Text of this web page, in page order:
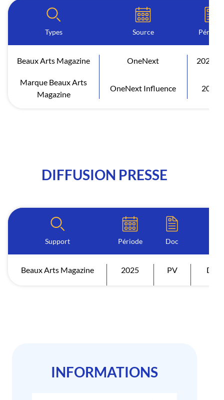
Types Source Période
Beaux Arts Magazine OneNext 2026 S1
Marque Beaux Arts
Magazine
OneNext Influence 2026
DIFFUSION PRESSE
Support Période Doc
Beaux Arts Magazine 2025 PV
INFORMATIONS